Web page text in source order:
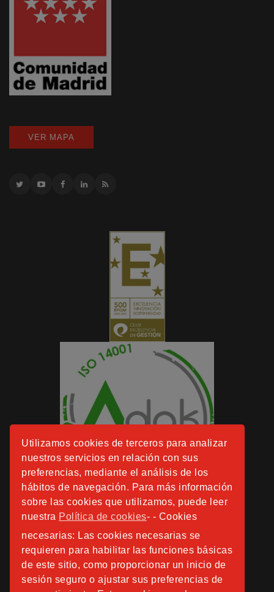
Utilizamos cookies de terceros para analizar
nuestros servicios en relación con sus
preferencias, mediante el análisis de los
hábitos de navegación. Para más información
sobre las cookies que utilizamos, puede leer
nuestra Política de cookies- - Cookies
necesarias: Las cookies necesarias se
requieren para habilitar las funciones básicas
de este sitio, como proporcionar un inicio de
sesión seguro o ajustar sus preferencias de
VER MAPA